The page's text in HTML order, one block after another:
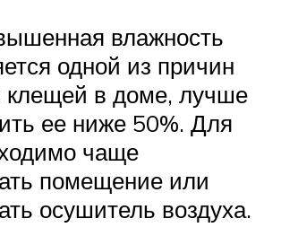
влажность
одной из причин
клещей в доме, лучше
ее ниже 50%. Для
чаще
помещение или
осушитель воздуха.